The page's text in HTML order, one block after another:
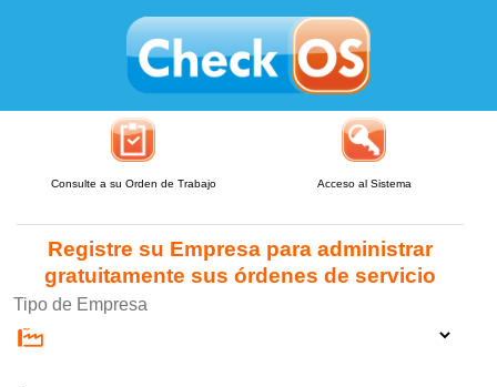
Consulte a su Orden de Trabajo Acceso al Sistema
Registre su Empresa para administrar
gratuitamente sus órdenes de servicio
Tipo de Empresa